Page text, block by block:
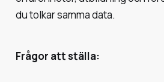
du tolkar samma data.
Frågor att ställa: